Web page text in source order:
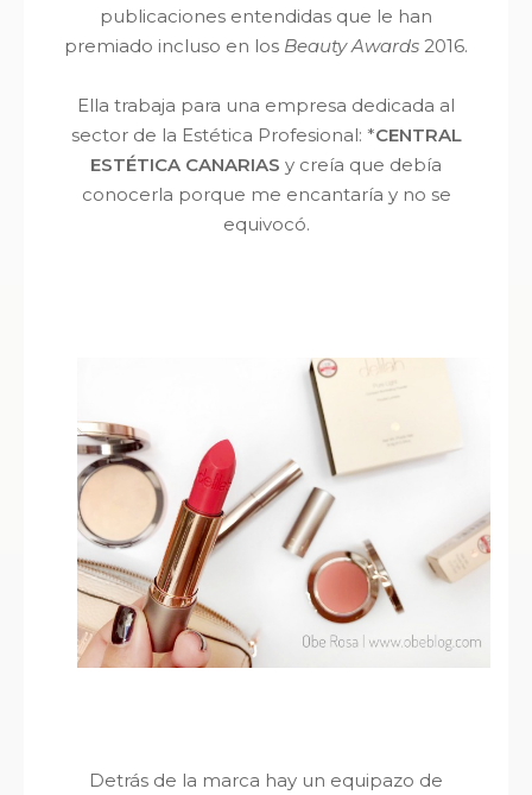
publicaciones entendidas que le han
premiado incluso en los Beauty Awards 2016.
Ella trabaja para una empresa dedicada al
sector de la Estética Profesional: *CENTRAL
ESTÉTICA CANARIAS y creía que debía
conocerla porque me encantaría y no se
equivocó.
Detrás de la marca hay un equipazo de